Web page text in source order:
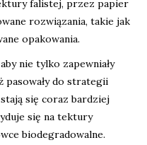
falistej, przez papier
rozwiązania, takie jak
opakowania.
nie tylko zapewniały
pasowały do strategii
stają się coraz bardziej
się na tektury
biodegradowalne.